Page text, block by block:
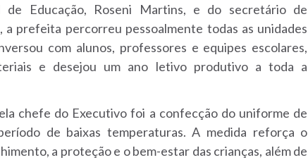
de Educação, Roseni Martins, e do secretário de
a prefeita percorreu pessoalmente todas as unidades
com alunos, professores e equipes escolares,
e desejou um ano letivo produtivo a toda a
chefe do Executivo foi a confecção do uniforme de
de baixas temperaturas. A medida reforça o
a proteção e o bem-estar das crianças, além de